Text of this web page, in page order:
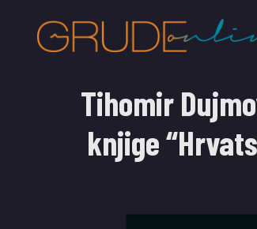
Tihomir
knjige